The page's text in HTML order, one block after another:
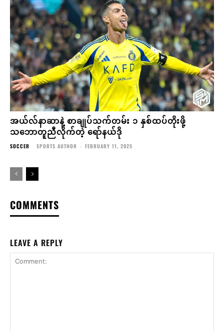
အယ်လ်နာဆာနဲ့ စာချုပ်သက်တမ်း ၁ နှစ်ထပ်တိုးဖို့
သဘောတူညီလိုက်တဲ့ ရော်နယ်ဒို
SOCCER SPORTS AUTHOR - FEBRUARY 11, 2025
COMMENTS
LEAVE A REPLY